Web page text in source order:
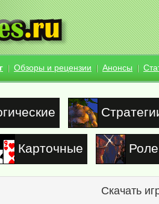
Обзоры и рецензии Анонсы
Карточные
Скачать